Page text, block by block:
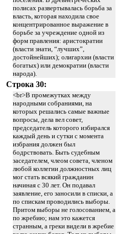
полисах развертывалась борьба за
власть, которая находила свое
концентрированное выражение в
борьбе за учреждение одной из
форм правления: аристократии
(власти знати, “лучших”,
достойнейших); олигархии (власти
богатых) или демократии (власти
народа).
Строка 30:
<br>В промежутках между
народными собраниями, на
которых решались самые важные
вопросы, дела вел совет,
председатель которого избирался
каждый день и сутки с момента
избрания должен был
бодрствовать. Быть судебным
заседателем, члеом совета, членом
любой коллегии должностных лиц
мог стать всякий гражданин
начиная с 30 лет. Он подавал
заявление, его заносили в списки, а
по спискам проводились выборы.
Притом выборы не голосованием, а
по жребию; нам это кажется
странным, а греки видели в жребие